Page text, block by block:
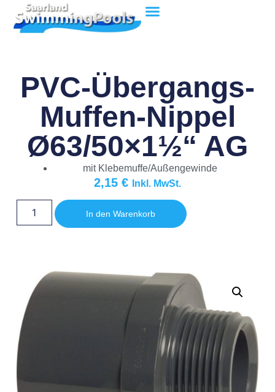
PVC-Übergangs-
Muffen-Nippel
Ø63/50×1½“ AG
mit Klebemuffe/Außengewinde
2,15 € Inkl. MwSt.
In den Warenkorb